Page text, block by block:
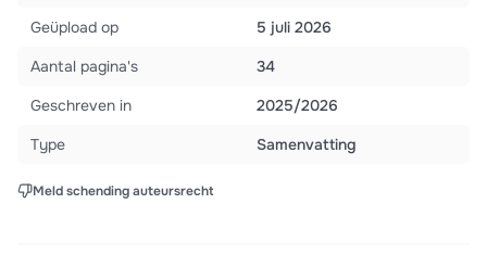
Geüpload op
5 juli 2026
Aantal pagina's
34
Geschreven in
2025/2026
Type
Samenvatting
Meld schending auteursrecht